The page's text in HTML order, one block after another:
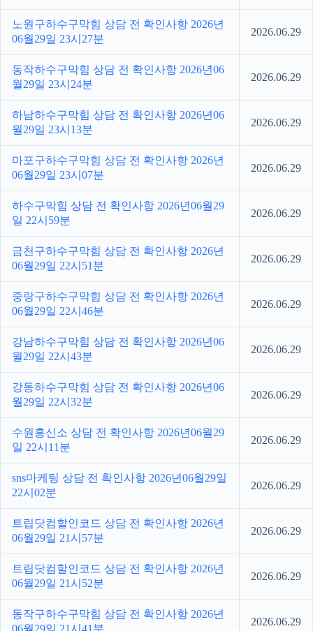
노원구하수구막힘 상담 전 확인사항 2026년
06월29일 23시27분
2026.06.29
동작하수구막힘 상담 전 확인사항 2026년06
월29일 23시24분
2026.06.29
하남하수구막힘 상담 전 확인사항 2026년06
월29일 23시13분
2026.06.29
마포구하수구막힘 상담 전 확인사항 2026년
06월29일 23시07분
2026.06.29
하수구막힘 상담 전 확인사항 2026년06월29
일 22시59분
2026.06.29
금천구하수구막힘 상담 전 확인사항 2026년
06월29일 22시51분
2026.06.29
중랑구하수구막힘 상담 전 확인사항 2026년
06월29일 22시46분
2026.06.29
강남하수구막힘 상담 전 확인사항 2026년06
월29일 22시43분
2026.06.29
강동하수구막힘 상담 전 확인사항 2026년06
월29일 22시32분
2026.06.29
수원흥신소 상담 전 확인사항 2026년06월29
일 22시11분
2026.06.29
sns마케팅 상담 전 확인사항 2026년06월29일
22시02분
2026.06.29
트립닷컴할인코드 상담 전 확인사항 2026년
06월29일 21시57분
2026.06.29
트립닷컴할인코드 상담 전 확인사항 2026년
06월29일 21시52분
2026.06.29
동작구하수구막힘 상담 전 확인사항 2026년
06월29일 21시41분
2026.06.29